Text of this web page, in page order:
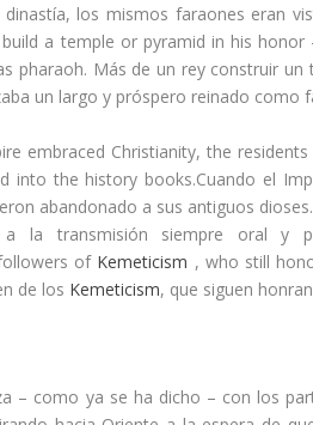
los mismos faraones eran
a temple or pyramid in his
pharaoh. Más de un rey construir
un largo y próspero reinado como
embraced Christianity, the
into the history books.Cuando el
abandonado a sus antiguos
a la transmisión siempre oral y
of Kemeticism , who still
de los Kemeticism, que siguen
– como ya se ha dicho – con los